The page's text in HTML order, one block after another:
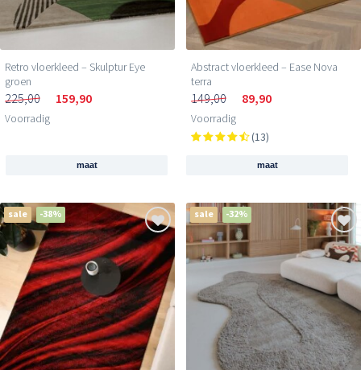
Retro vloerkleed – Skulptur Eye
groen
225,00 159,90
Voorradig
maat
Abstract vloerkleed – Ease Nova
terra
149,00 89,90
Voorradig
(13)
maat
sale -38% sale -32%